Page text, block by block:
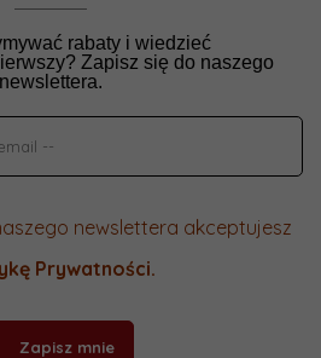
rabaty i wiedzieć
Zapisz się do naszego
newslettera.
newslettera akceptujesz
Prywatności.
Zapisz mnie